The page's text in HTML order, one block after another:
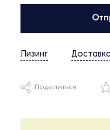
Лизинг Доставка
Поделиться